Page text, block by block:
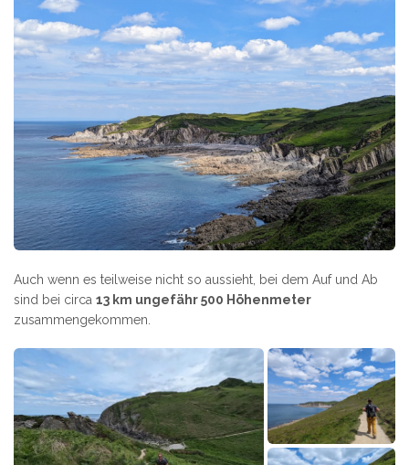
Auch wenn es teilweise nicht so aussieht, bei dem Auf und Ab
sind bei circa 13 km ungefähr 500 Höhenmeter
zusammengekommen.